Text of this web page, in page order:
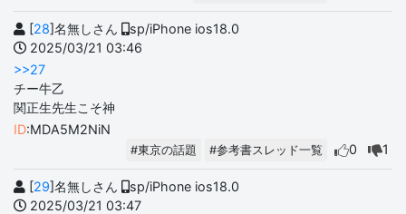
[28]名無しさん
sp/iPhone ios18.0
2025/03/21 03:46
>>27
チー牛乙
関正生先生こそ神
ID:MDA5M2NiN
#東京の話題 #参考書スレッド一覧 0 1
[29]名無しさん
sp/iPhone ios18.0
2025/03/21 03:47